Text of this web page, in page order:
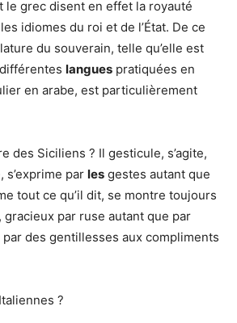
le grec disent en effet la royauté
les idiomes du roi et de l’État. De ce
du souverain, telle qu’elle est
langues pratiquées en
en arabe, est particulièrement
des Siciliens ? Il gesticule, s’agite,
s’exprime par les gestes autant que
tout ce qu’il dit, se montre toujours
par ruse autant que par
des gentillesses aux compliments
?